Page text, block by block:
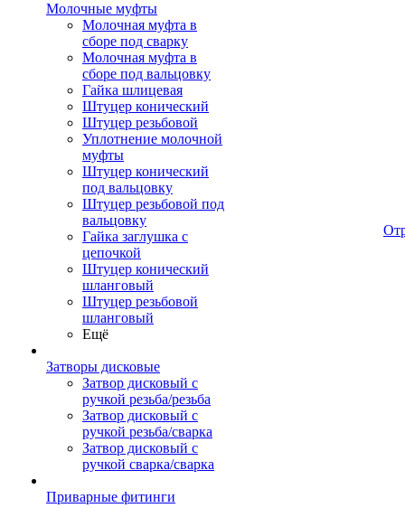
Молочные муфты
Молочная муфта в
сборе под сварку
Молочная муфта в
сборе под вальцовку
Гайка шлицевая
Штуцер конический
Штуцер резьбовой
Уплотнение молочной
муфты
Штуцер конический
под вальцовку
Штуцер резьбовой под
вальцовку
Гайка заглушка с
цепочкой
Штуцер конический
шланговый
Штуцер резьбовой
шланговый
Ещё
Затворы дисковые
Затвор дисковый с
ручкой резьба/резьба
Затвор дисковый с
ручкой резьба/сварка
Затвор дисковый с
ручкой сварка/сварка
Приварные фитинги